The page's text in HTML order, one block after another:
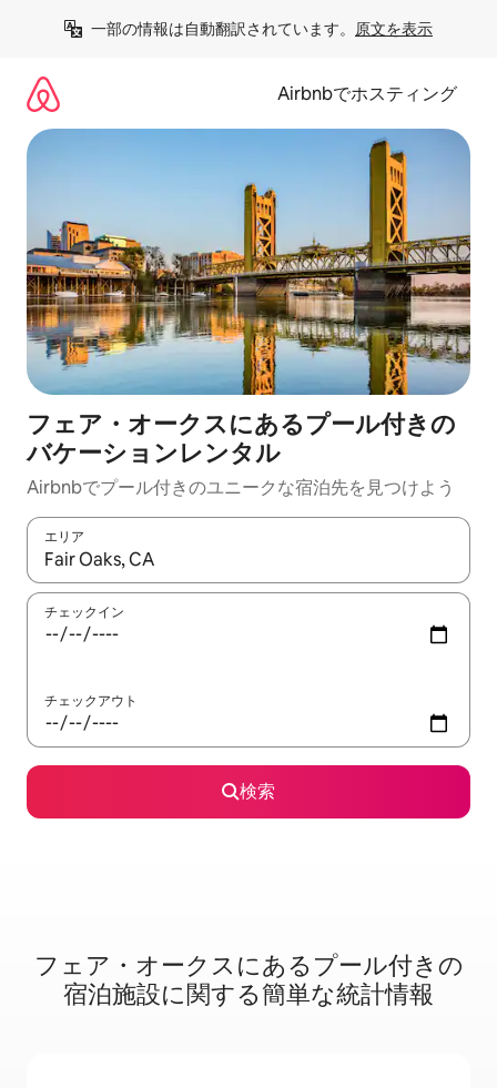
一部の情報は自動翻訳されています。 原文を表示
Airbnbでホスティング
フェア・オークスにあるプール付きの
バケーションレンタル
Airbnbでプール付きのユニークな宿泊先を見つけよう
エリア
検索結果が表示されたら、上下の矢印キーを使って移動するか
チェックイン
チェックアウト
検索
フェア・オークスに⁠あ⁠るプ⁠ー⁠ル⁠付⁠き⁠の
宿⁠泊⁠施⁠設⁠に関⁠す⁠る簡⁠単⁠な統⁠計⁠情⁠報